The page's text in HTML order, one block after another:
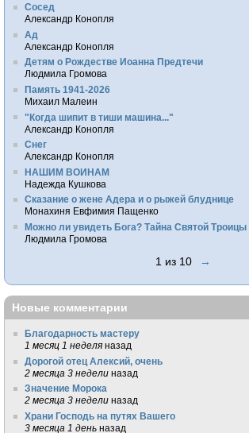
Сосед
Александр Конопля
Ад
Александр Конопля
Детям о Рождестве Иоанна Предтечи
Людмила Громова
Память 1941-2026
Михаил Малеин
"Когда шипит в тиши машина..."
Александр Конопля
Снег
Александр Конопля
НАШИМ ВОИНАМ
Надежда Кушкова
Сказание о жене Адера и о рыжей блуднице
Монахиня Евфимия Пащенко
Можно ли увидеть Бога? Тайна Святой Троицы
Людмила Громова
1 из 10 →
Новые комментарии
Благодарность мастеру
1 месяц 1 неделя назад
Дорогой отец Алексий, очень
2 месяца 3 недели назад
Значение Морока
2 месяца 3 недели назад
Храни Господь на путях Вашего
3 месяца 1 день назад